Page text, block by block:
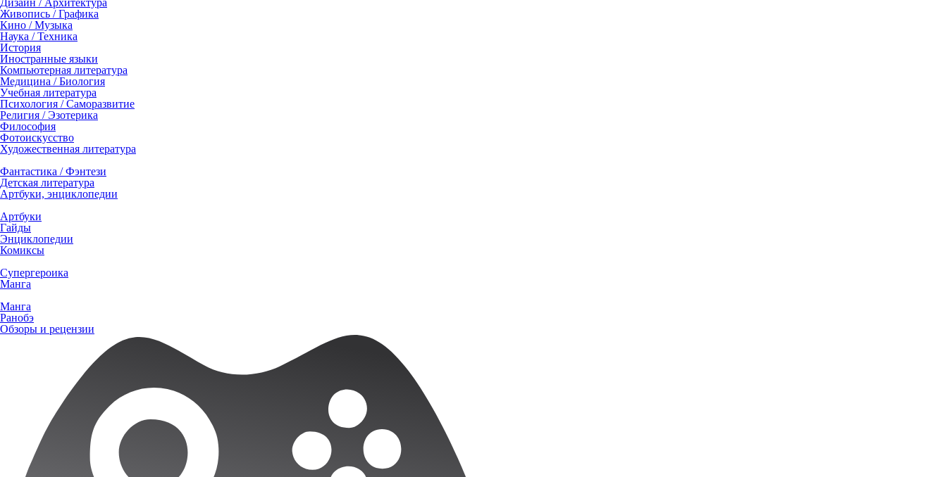
Дизайн / Архитектура
Живопись / Графика
Кино / Музыка
Наука / Техника
История
Иностранные языки
Компьютерная литература
Медицина / Биология
Учебная литература
Психология / Саморазвитие
Религия / Эзотерика
Философия
Фотоискусство
Художественная литература
Фантастика / Фэнтези
Детская литература
Артбуки, энциклопедии
Артбуки
Гайды
Энциклопедии
Комиксы
Супергероика
Манга
Манга
Ранобэ
Обзоры и рецензии